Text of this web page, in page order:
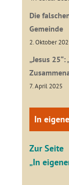
Die
Gemeinde
2. Oktober
„Jesus
7. April 2025
In
Zur Seite
„In